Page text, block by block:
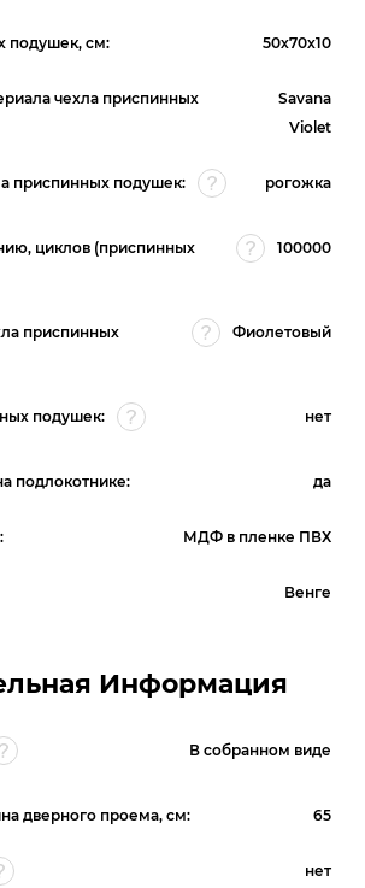
подушек, см: 50х70х10
чехла приспинных
Savana
Violet
приспинных подушек: рогожка
циклов (приспинных
100000
приспинных
Фиолетовый
подушек: нет
подлокотнике: да
МДФ в пленке ПВХ
Венге
Информация
В собранном виде
дверного проема, см: 65
нет